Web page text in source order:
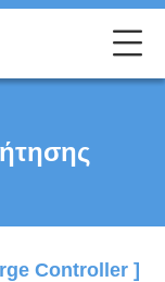
Controller ]